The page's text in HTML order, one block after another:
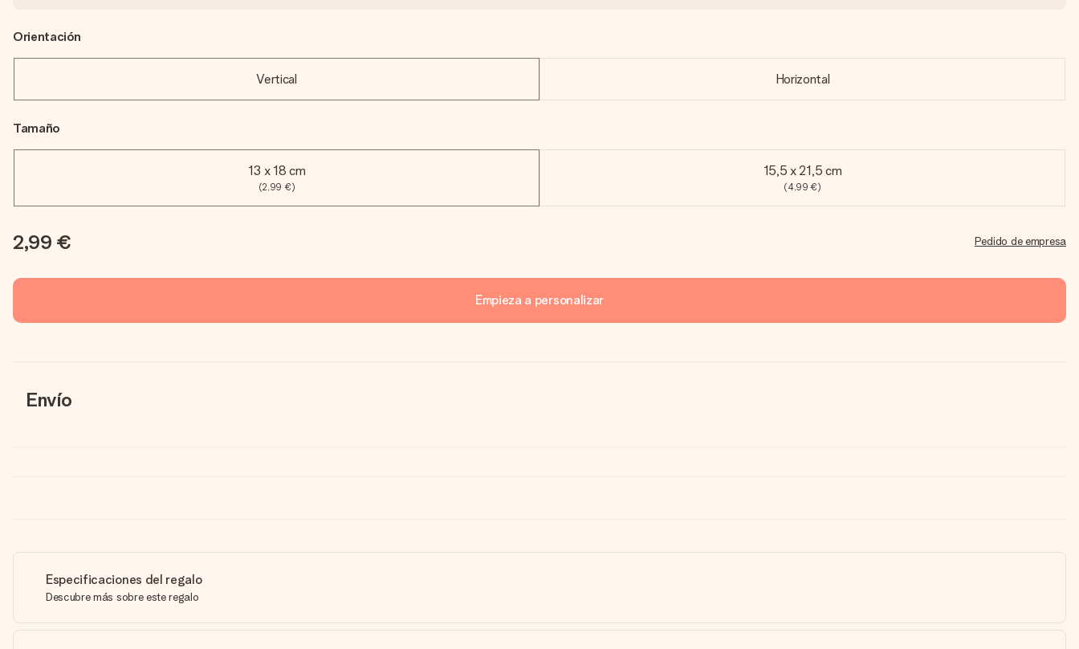
Orientación
Vertical Horizontal
Tamaño
13 x 18 cm
(2,99 €)
15,5 x 21,5 cm
(4,99 €)
2,99 € Pedido de empresa
Empieza a personalizar
Envío
Especificaciones del regalo
Descubre más sobre este regalo